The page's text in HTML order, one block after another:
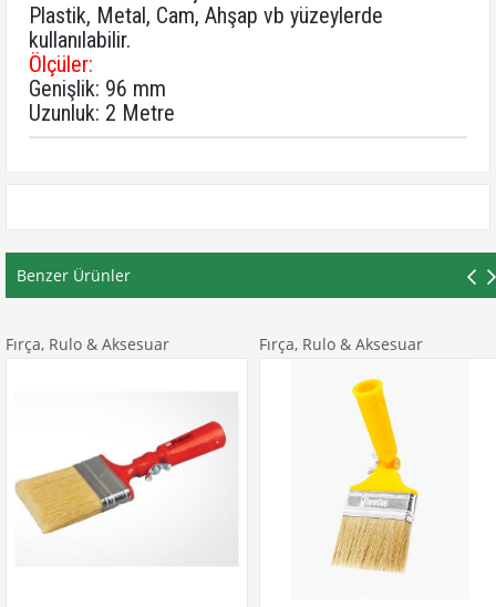
Plastik, Metal, Cam, Ahşap vb yüzeylerde
kullanılabilir.
Ölçüler:
Genişlik: 96 mm
Uzunluk: 2 Metre
Benzer Ürünler
Rulo & Aksesuar Fırça, Rulo & Aksesuar